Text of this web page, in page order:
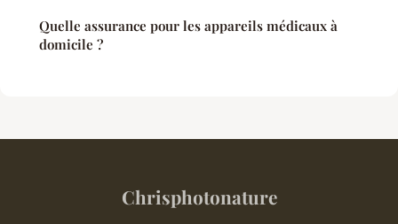
Quelle assurance pour les appareils médicaux à
domicile ?
Chrisphotonature